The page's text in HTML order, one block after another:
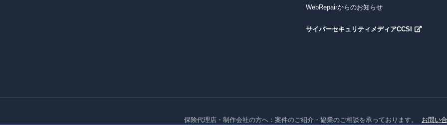
WebRepairからのお知らせ
サイバーセキュリティメディアCCSI
保険代理店・制作会社の方へ：案件のご紹介・協業のご相談を承っております。 お問い